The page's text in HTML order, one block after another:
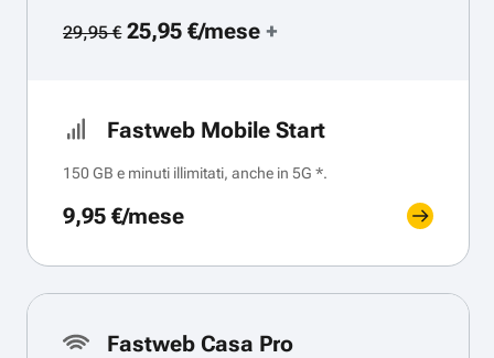
29,95 €25,95 €/mese+
Fastweb Mobile Start
150 GB e minuti illimitati, anche in 5G *.
9,95 €/mese
Fastweb Casa Pro